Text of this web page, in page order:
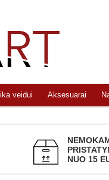
veidui Aksesuarai
NUO 15